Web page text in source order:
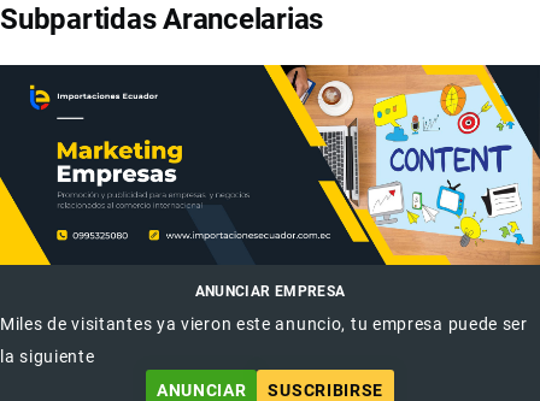
Subpartidas Arancelarias
ANUNCIAR EMPRESA
Miles de visitantes ya vieron este anuncio, tu empresa puede ser
la siguiente
ANUNCIAR
SUSCRIBIRSE